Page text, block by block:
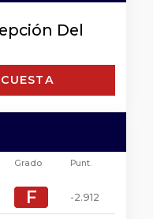
Del
Grado Punt.
F
F -2.912